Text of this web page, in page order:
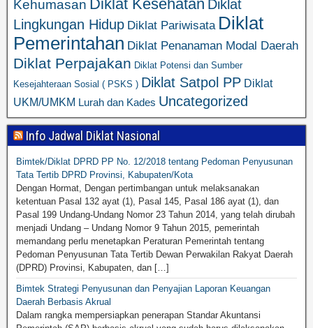
Kehumasan Diklat Kesehatan Diklat
Lingkungan Hidup Diklat Pariwisata Diklat
Pemerintahan Diklat Penanaman Modal Daerah
Diklat Perpajakan Diklat Potensi dan Sumber
Kesejahteraan Sosial ( PSKS ) Diklat Satpol PP Diklat
UKM/UMKM Lurah dan Kades Uncategorized
Info Jadwal Diklat Nasional
Bimtek/Diklat DPRD PP No. 12/2018 tentang Pedoman Penyusunan
Tata Tertib DPRD Provinsi, Kabupaten/Kota
Dengan Hormat, Dengan pertimbangan untuk melaksanakan
ketentuan Pasal 132 ayat (1), Pasal 145, Pasal 186 ayat (1), dan
Pasal 199 Undang-Undang Nomor 23 Tahun 2014, yang telah dirubah
menjadi Undang – Undang Nomor 9 Tahun 2015, pemerintah
memandang perlu menetapkan Peraturan Pemerintah tentang
Pedoman Penyusunan Tata Tertib Dewan Perwakilan Rakyat Daerah
(DPRD) Provinsi, Kabupaten, dan […]
Bimtek Strategi Penyusunan dan Penyajian Laporan Keuangan
Daerah Berbasis Akrual
Dalam rangka mempersiapkan penerapan Standar Akuntansi